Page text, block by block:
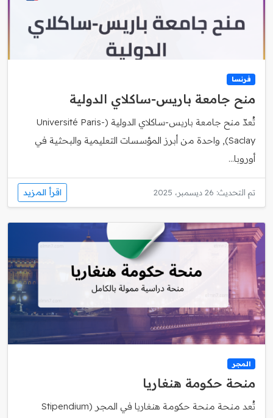
فرنسا
منح جامعة باريس‑ساكلاي الدولية
تُعدّ منح جامعة باريس‑ساكلاي الدولية (Université Paris-
Saclay), واحدة من أبرز المؤسسات التعليمية والبحثية في
أوروبا...
تم التحديث: 26 ديسمبر، 2025 اقرأ المزيد
المجر
منحة حكومة هنغاريا
تُعد منحة منحة حكومة هنغاريا في المجر (Stipendium